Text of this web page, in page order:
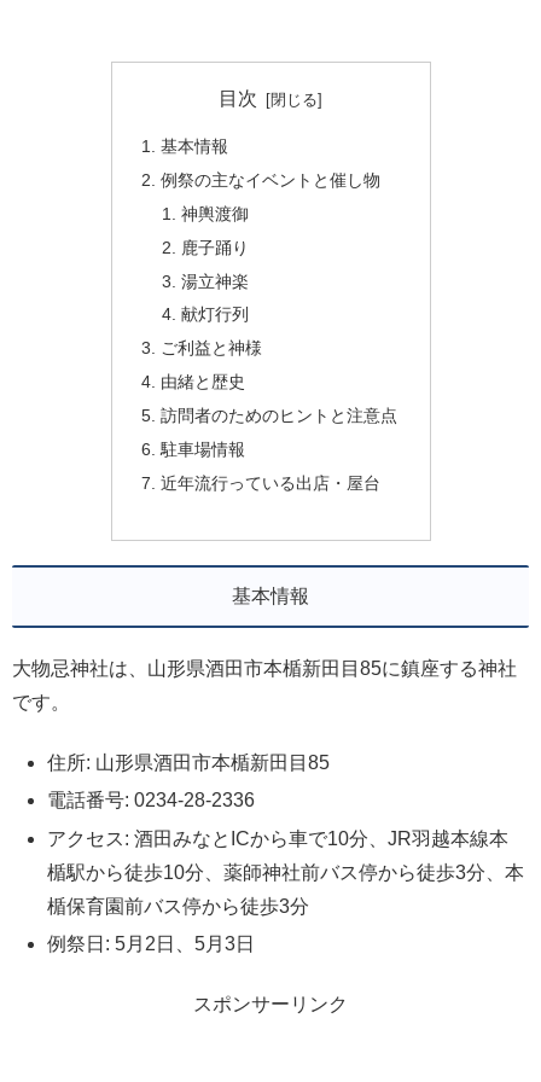
目次
基本情報
例祭の主なイベントと催し物
神輿渡御
鹿子踊り
湯立神楽
献灯行列
ご利益と神様
由緒と歴史
訪問者のためのヒントと注意点
駐車場情報
近年流行っている出店・屋台
基本情報
大物忌神社は、山形県酒田市本楯新田目85に鎮座する神社
です。
住所: 山形県酒田市本楯新田目85
電話番号: 0234-28-2336
アクセス: 酒田みなとICから車で10分、JR羽越本線本
楯駅から徒歩10分、薬師神社前バス停から徒歩3分、本
楯保育園前バス停から徒歩3分
例祭日: 5月2日、5月3日
スポンサーリンク